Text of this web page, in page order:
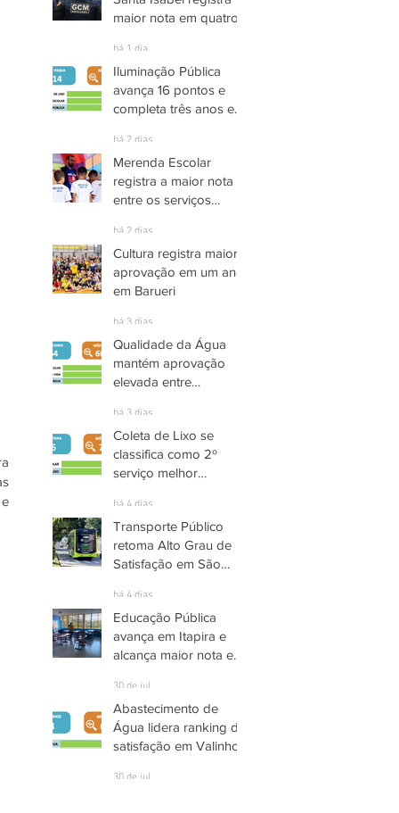
maior nota em quatro
INDSAT
há 1 dia
Iluminação Pública
avança 16 pontos e
completa três anos em
Satisfação em
Itaquaquecetuba
há 2 dias
Merenda Escolar
registra a maior nota
entre os serviços
há 2 dias
Cultura registra maior
aprovação em um ano
em Barueri
há 3 dias
Qualidade da Água
mantém aprovação
elevada entre
há 3 dias
Coleta de Lixo se
classifica como 2º
serviço melhor
de Parnaíba
há 4 dias
Transporte Público
retoma Alto Grau de
Satisfação em São
há 4 dias
Educação Pública
avança em Itapira e
alcança maior nota em
30 de jul.
Abastecimento de
Água lidera ranking de
satisfação em Valinhos
30 de jul.